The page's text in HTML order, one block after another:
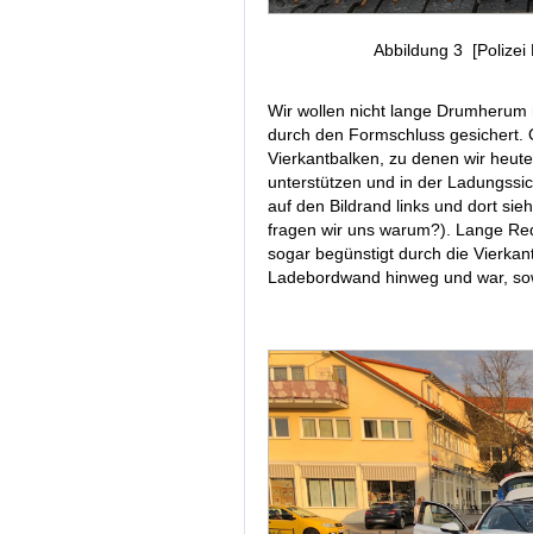
Abbildung 3 [Polizei
Wir wollen nicht lange
durch den Formschluss gesichert.
Vierkantbalken, zu denen wir
unterstützen und in der
auf den Bildrand links und dort
fragen wir uns warum?). Lange
sogar begünstigt durch die
Ladebordwand hinweg und war,